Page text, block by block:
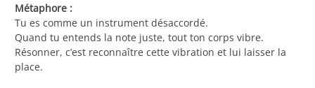
Métaphore :
Tu es comme un instrument désaccordé.
Quand tu entends la note juste, tout ton corps vibre.
Résonner, c’est reconnaître cette vibration et lui laisser la
place.